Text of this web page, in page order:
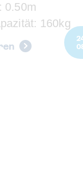
0.50m
160kg